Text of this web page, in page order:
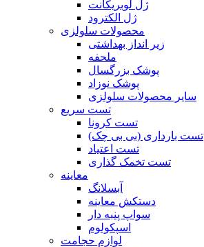
ژل لوبریکانت
ژل الکترود
محصولات سلولزی
زیر انداز بهداشتی
ملحفه
پوشک بزرگسال
پوشک نوزاد
سایر محصولات سلولزی
تست سریع
تست کرونا
تست بارداری (بی بی چک)
تست اعتیاد
تست تخمک گذاری
معاینه
آبسلانگ
دستکش معاینه
سواپ پنبه دار
اسپکولوم
لوازم حجامت